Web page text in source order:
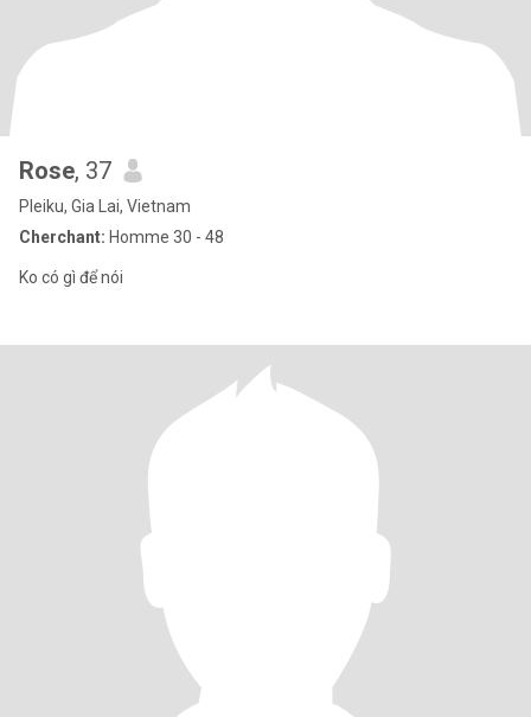
Rose, 37
Pleiku, Gia Lai, Vietnam
Cherchant: Homme 30 - 48
Ko có gì để nói